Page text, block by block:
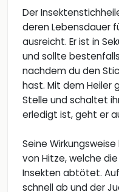
Der
deren Lebensdauer
ausreicht. Er ist in
und sollte
nachdem du den
hast. Mit dem Heiler
Stelle und schaltet
erledigt ist, geht er
Seine
von Hitze, welche
Insekten abtötet.
schnell ab und der